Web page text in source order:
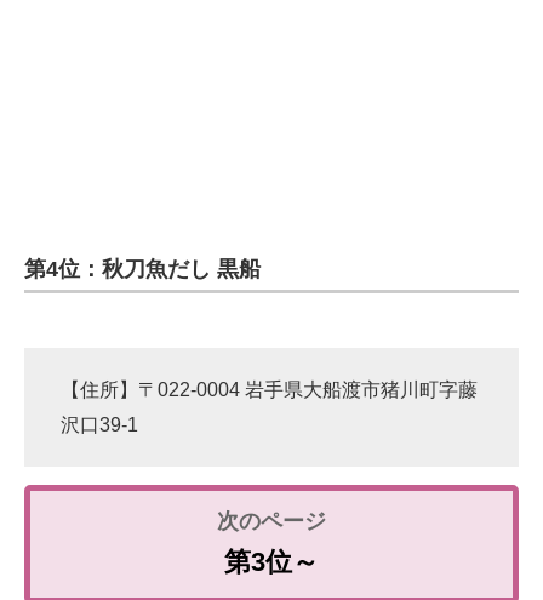
第4位：秋刀魚だし 黒船
【住所】〒022-0004 岩手県大船渡市猪川町字藤
沢口39-1
第3位～